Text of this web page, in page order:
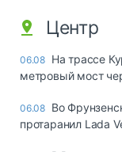
Центр
06.08 На трассе
метровый мост
06.08 Во
протаранил Lada